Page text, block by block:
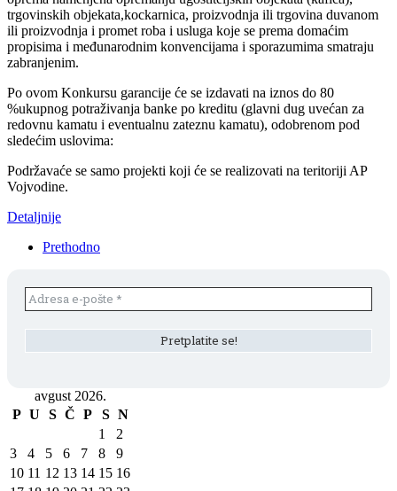
trgovinskih objekata,kockarnica, proizvodnja ili trgovina duvanom
ili proizvodnja i promet roba i usluga koje se prema domaćim
propisima i međunarodnim konvencijama i sporazumima smatraju
zabranjenim.
Po ovom Konkursu garancije će se izdavati na iznos do 80
%ukupnog potraživanja banke po kreditu (glavni dug uvećan za
redovnu kamatu i eventualnu zateznu kamatu), odobrenom pod
sledećim uslovima:
Podržavaće se samo projekti koji će se realizovati na teritoriji AP
Vojvodine.
Detaljnije
Prethodno
avgust 2026.
P U S Č P S N
1
2
3
4 5 6 7 8
9
10 11 12 13 14 15 16